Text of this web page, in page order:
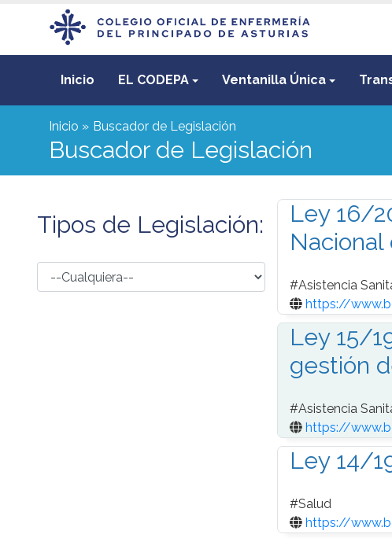
Inicio EL CODEPA Ventanilla Única
Inicio Buscador de Legislación
Buscador de Legislación
Tipos de Legislación:
Ley 16/
Nacional
#Asistencia
https://
Ley 15/
gestión
#Asistencia
https://
Ley 14/
#Salud
https://